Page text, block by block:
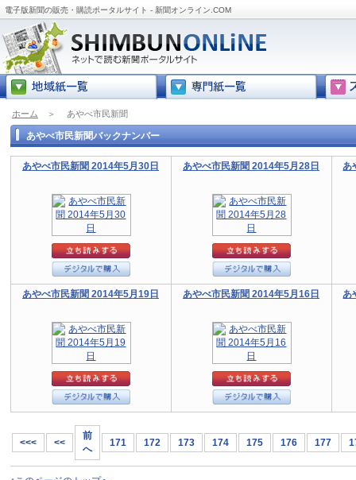
電子版新聞の販売・購読ポータルサイト - 新聞オンライン.COM
ホーム ＞ あやべ市民新聞
あやべ市民新聞バックナンバー
あやべ市民新聞 2014年5月30日 あやべ市民新聞 2014年5月28日 あ
あやべ市民新聞 2014年5月19日 あやべ市民新聞 2014年5月16日 あ
<<< <<
前
へ
171 172 173 174 175 176 177